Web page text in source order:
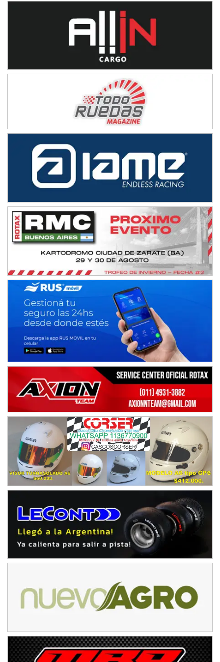
NORESTE SANTAFESINO - F6
José Samuel Sánchez (Tierra)